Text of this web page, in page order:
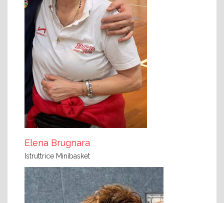
Elena Brugnara
Istruttrice Minibasket